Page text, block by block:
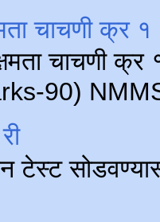
चाचणी क्र
चाचणी
90) NMMS
टेस्ट